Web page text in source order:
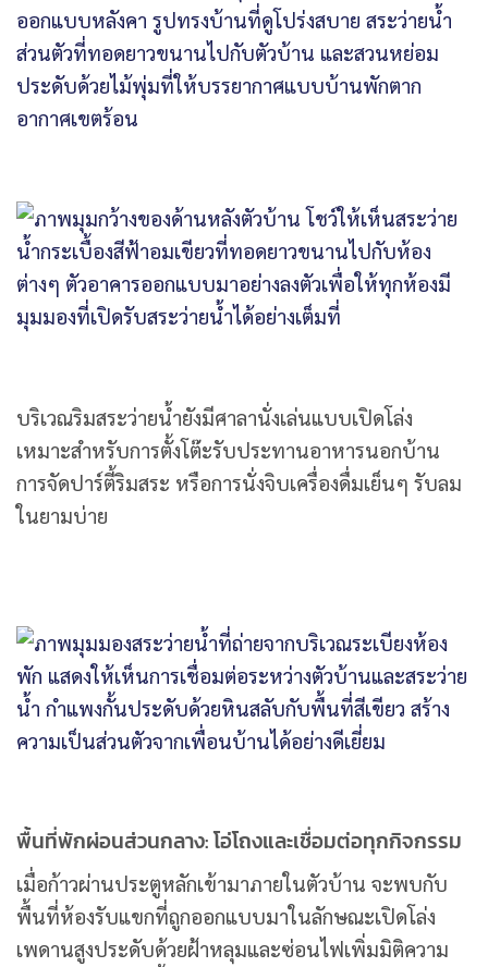
บริเวณริมสระว่ายน้ำยังมีศาลานั่งเล่นแบบเปิดโล่ง
เหมาะสำหรับการตั้งโต๊ะรับประทานอาหารนอกบ้าน
การจัดปาร์ตี้ริมสระ หรือการนั่งจิบเครื่องดื่มเย็นๆ รับลม
ในยามบ่าย
พื้นที่พักผ่อนส่วนกลาง: โอ่โถงและเชื่อมต่อทุกกิจกรรม
เมื่อก้าวผ่านประตูหลักเข้ามาภายในตัวบ้าน จะพบกับ
พื้นที่ห้องรับแขกที่ถูกออกแบบมาในลักษณะเปิดโล่ง
เพดานสูงประดับด้วยฝ้าหลุมและซ่อนไฟเพิ่มมิติความ